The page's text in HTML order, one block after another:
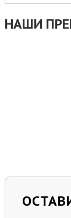
НАШИ